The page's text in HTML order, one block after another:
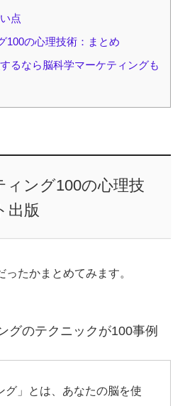
点
100の心理技術：まとめ
るなら脳科学マーケティングも
ィング100の心理技
出版
たかまとめてみます。
グのテクニックが100事例
グ」とは、あなたの脳を使